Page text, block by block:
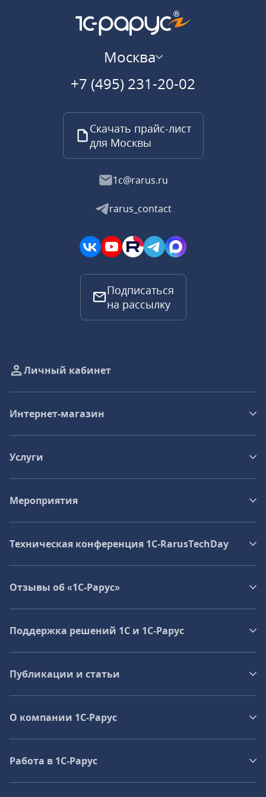
Москва
+7 (495) 231-20-02
Скачать прайс-лист
для Москвы
1c@rarus.ru
rarus_contact
Подписаться
на рассылку
Личный кабинет
Интернет-магазин
Услуги
Мероприятия
Техническая конференция 1C‑RarusTechDay
Отзывы об «1С-Рарус»
Поддержка решений 1С и 1С‑Рарус
Публикации и статьи
О компании 1C-Рарус
Работа в 1С‑Рарус